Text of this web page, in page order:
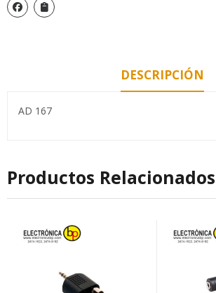
DESCRIPCIÓN
AD 167
Productos Relacionados